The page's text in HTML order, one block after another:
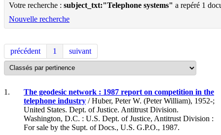
Votre recherche : subject_txt:"Telephone systems" a repéré 1
Nouvelle recherche
précédent 1 suivant
1.
The geodesic network : 1987 report on competition in the
telephone industry / Huber, Peter W. (Peter William), 1952-;
United States. Dept. of Justice. Antitrust Division.
Washington, D.C. : U.S. Dept. of Justice, Antitrust Division :
For sale by the Supt. of Docs., U.S. G.P.O., 1987.